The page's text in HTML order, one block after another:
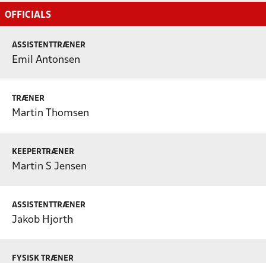
OFFICIALS
ASSISTENTTRÆNER
Emil Antonsen
TRÆNER
Martin Thomsen
KEEPERTRÆNER
Martin S Jensen
ASSISTENTTRÆNER
Jakob Hjorth
FYSISK TRÆNER